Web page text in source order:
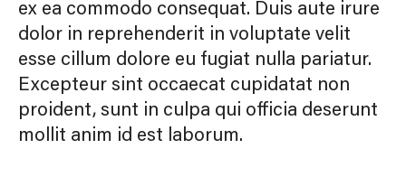
ex ea commodo consequat. Duis aute irure
dolor in reprehenderit in voluptate velit
esse cillum dolore eu fugiat nulla pariatur.
Excepteur sint occaecat cupidatat non
proident, sunt in culpa qui officia deserunt
mollit anim id est laborum.